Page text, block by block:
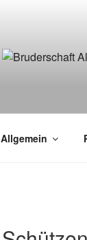
Allgemein